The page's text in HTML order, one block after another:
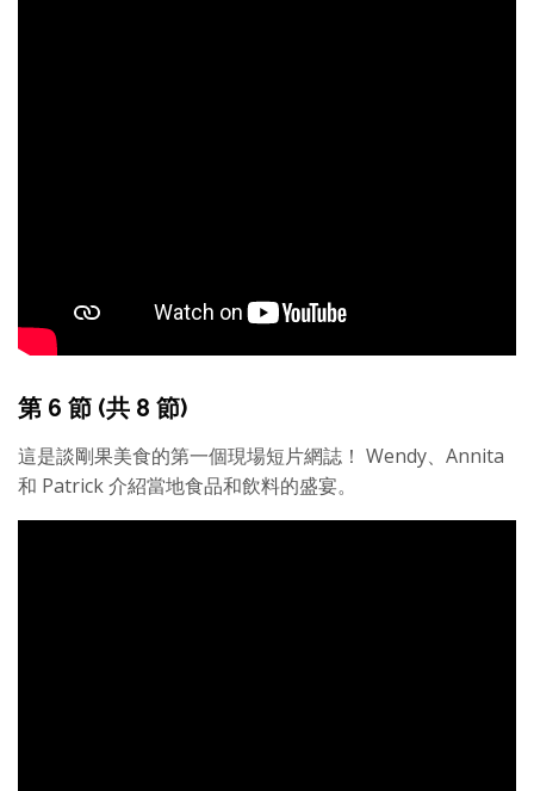
第 6 節 (共 8 節)
這是談剛果美食的第一個現場短片網誌！ Wendy、Annita
和 Patrick 介紹當地食品和飲料的盛宴。